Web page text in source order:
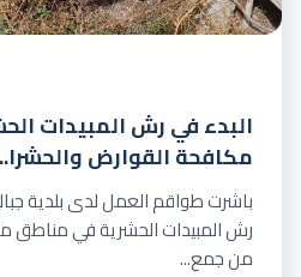
البدء في رش المبيدات
مكافحة القوارض
باشرت طواقم العمل لدى بلدية
رش المبيدات الحشرية في مناطق
من جمع...